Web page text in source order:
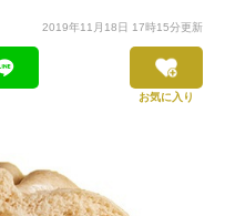
2019年11月18日 17時15分更新
お気に入り